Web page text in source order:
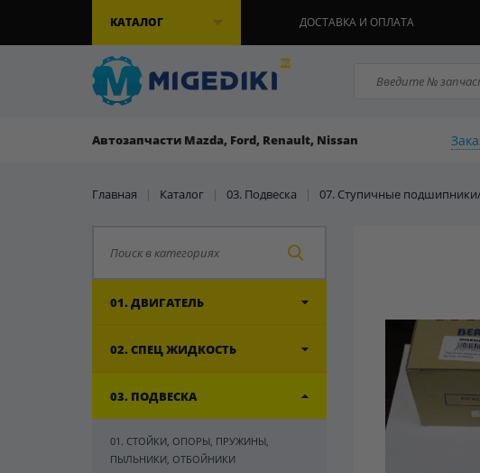
КАТАЛОГ ДОСТАВКА И ОПЛАТА
Автозапчасти Mazda, Ford, Renault, Nissan
Главная | Каталог | 03. Подвеска | 07. Ступичные
01. ДВИГАТЕЛЬ
02. СПЕЦ ЖИДКОСТЬ
03. ПОДВЕСКА
01. СТОЙКИ, ОПОРЫ, ПРУЖИНЫ,
ПЫЛЬНИКИ, ОТБОЙНИКИ